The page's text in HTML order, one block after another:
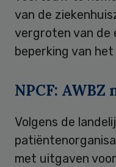
van de
vergroten van de
beperking van
NPCF:
Volgens de
met uitgaven